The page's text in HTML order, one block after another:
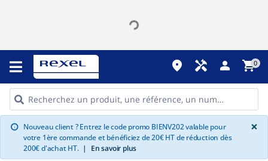
place handyman person shopping_cart0
info Nouveau client ? Entrez le code promo BIENV202 valable pour
votre 1ère commande et bénéficiez de 20€ HT de réduction dès
200€ d'achat HT. | En savoir plus
×